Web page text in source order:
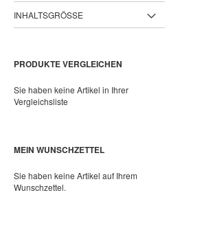
INHALTSGRÖSSE
PRODUKTE VERGLEICHEN
Sie haben keine Artikel in Ihrer
Vergleichsliste
MEIN WUNSCHZETTEL
Sie haben keine Artikel auf Ihrem
Wunschzettel.